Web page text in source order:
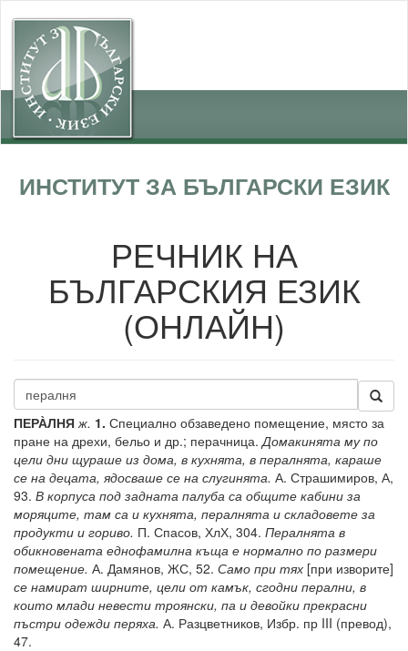
ИНСТИТУТ ЗА БЪЛГАРСКИ ЕЗИК
РЕЧНИК НА
БЪЛГАРСКИЯ ЕЗИК
(ОНЛАЙН)
ПЕРА̀ЛНЯ ж. 1. Специално обзаведено помещение, място за
пране на дрехи, бельо и др.; перачница.Домакинята му по
цели дни щураше из дома, в кухнята, в пералнята, караше
се на децата, ядосваше се на слугинята. А. Страшимиров, А,
93. В корпуса под задната палуба са общите кабини за
моряците, там са и кухнята, пералнята и складовете за
продукти и гориво. П. Спасов, ХлХ, 304. Пералнята в
обикновената еднофамилна къща е нормално по размери
помещение. А. Дамянов, ЖС, 52. Само при тях [при изворите]
се намират ширните, цели от камък, сгодни перални, в
които млади невести троянски, па и девойки прекрасни
пъстри одежди перяха. А. Разцветников, Избр. пр III (превод),
47.